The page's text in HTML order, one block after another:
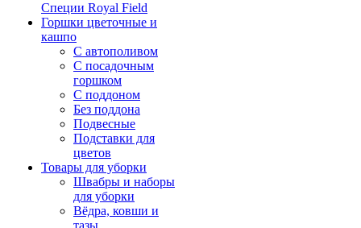
Специи Royal Field
Горшки цветочные и
кашпо
С автополивом
С посадочным
горшком
С поддоном
Без поддона
Подвесные
Подставки для
цветов
Товары для уборки
Швабры и наборы
для уборки
Вёдра, ковши и
тазы